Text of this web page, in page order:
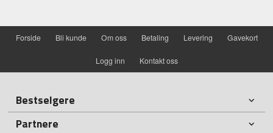
Forside Bli kunde Om oss Betaling Levering Gavekort
Logg inn Kontakt oss
Bestselgere
Partnere